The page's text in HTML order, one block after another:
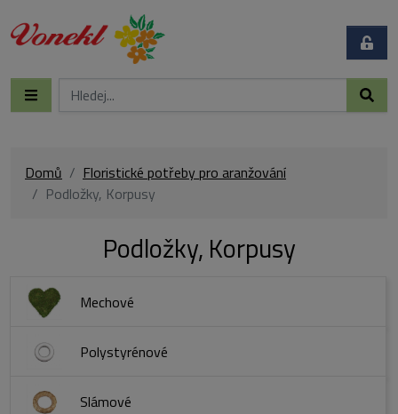
Domů
Floristické potřeby pro aranžování
Podložky, Korpusy
Podložky, Korpusy
Mechové
Polystyrénové
Slámové